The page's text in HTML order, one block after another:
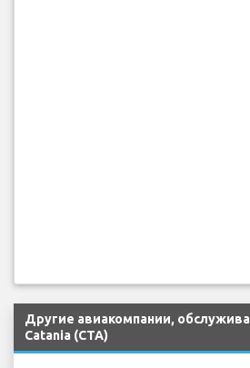
Другие авиакомпании,
Catania (CTA)